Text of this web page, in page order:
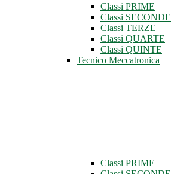
Classi PRIME
Classi SECONDE
Classi TERZE
Classi QUARTE
Classi QUINTE
Tecnico Meccatronica
Classi PRIME